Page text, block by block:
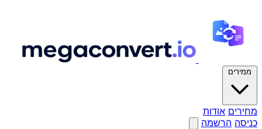
ממירים
מחירים אודות
כניסה הרשמה